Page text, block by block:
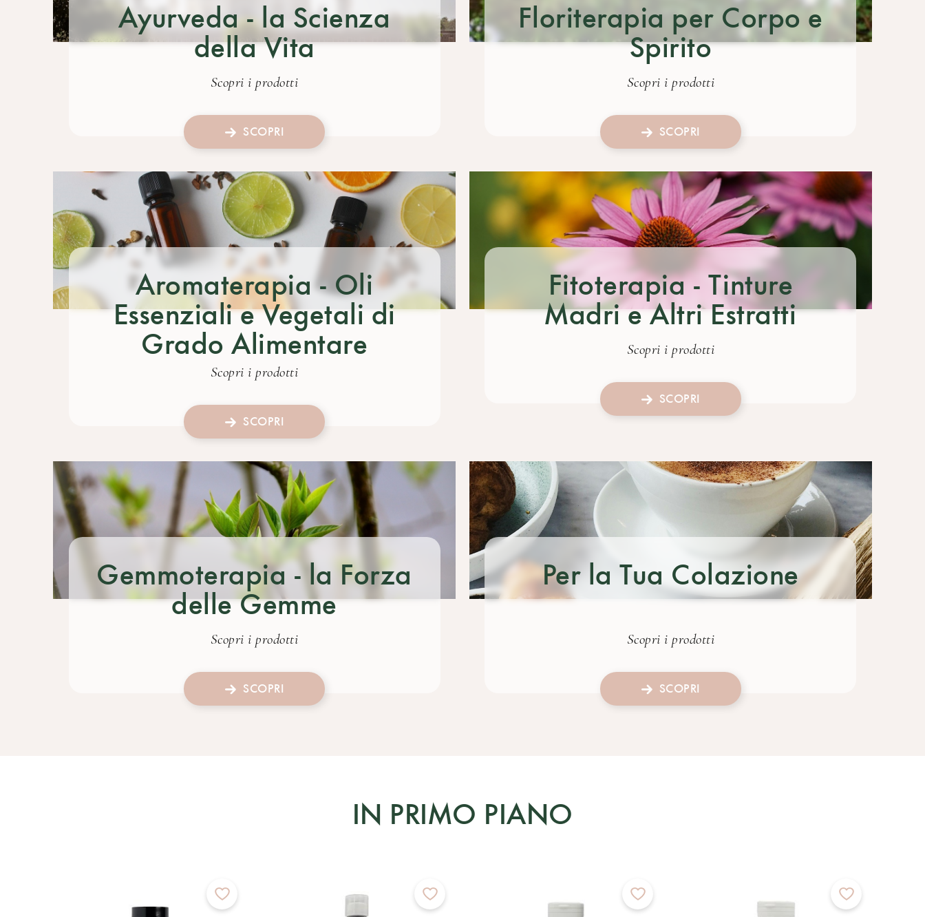
Ayurveda - la Scienza
della Vita
Scopri i prodotti
SCOPRI
Floriterapia per Corpo e
Spirito
Scopri i prodotti
SCOPRI
Aromaterapia - Oli
Essenziali e Vegetali di
Grado Alimentare
Scopri i prodotti
SCOPRI
Fitoterapia - Tinture
Madri e Altri Estratti
Scopri i prodotti
SCOPRI
Gemmoterapia - la Forza
delle Gemme
Scopri i prodotti
SCOPRI
Per la Tua Colazione
Scopri i prodotti
SCOPRI
IN PRIMO PIANO